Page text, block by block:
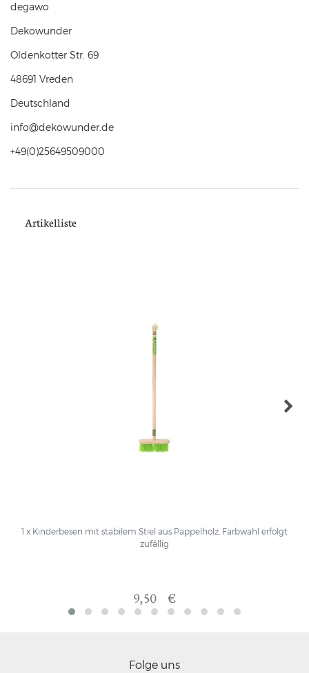
degawo
Dekowunder
Oldenkotter Str. 69
48691 Vreden
Deutschland
info@dekowunder.de
+49(0)25649509000
Artikelliste
1 x Kinderbesen mit stabilem Stiel aus Pappelholz. Farbwahl erfolgt
zufällig
9,50 €
Folge uns